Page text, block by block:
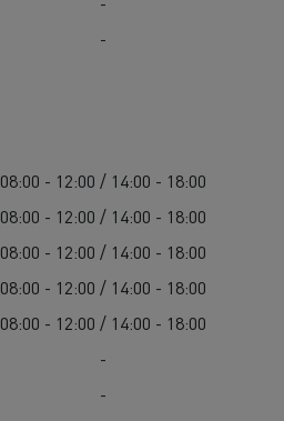
-
08:00 - 12:00 / 14:00 - 18:00
08:00 - 12:00 / 14:00 - 18:00
08:00 - 12:00 / 14:00 - 18:00
08:00 - 12:00 / 14:00 - 18:00
08:00 - 12:00 / 14:00 - 18:00
-
-